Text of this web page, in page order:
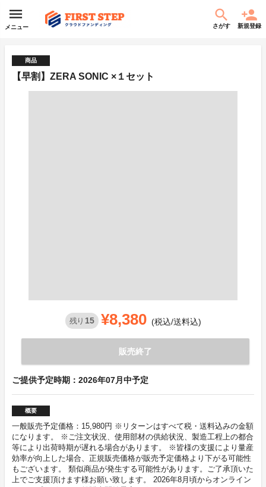
メニュー さがす 新規登録
商品
【早割】ZERA SONIC ×１セット
残り 15 ¥8,380 (税込/送料込)
販売終了
ご提供予定時期：2026年07月中予定
概要
一般販売予定価格：15,980円 ※リターンはすべて税・送料込みの金額
になります。 ※ご注文状況、使用部材の供給状況、製造工程上の都合
等により出荷時期が遅れる場合があります。 ※皆様の支援により量産
効率が向上した場合、正規販売価格が販売予定価格より下がる可能性
もございます。 類似商品が発生する可能性があります。ご了承頂いた
上でご支援頂けます様お願い致します。 2026年8月頃からオンライン